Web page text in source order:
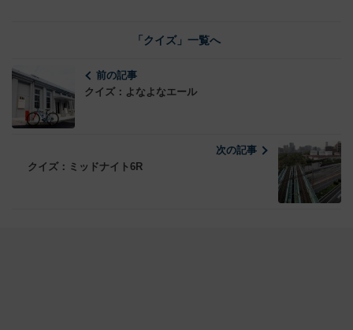
「クイズ」一覧へ
前の記事
クイズ：よなよなエール
次の記事
クイズ：ミッドナイト6R